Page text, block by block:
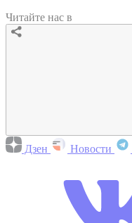
Читайте нас в
Дзен Новости